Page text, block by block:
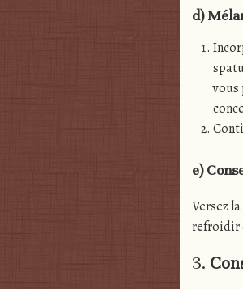
d)
vous
e)
Versez
refroidir
3.